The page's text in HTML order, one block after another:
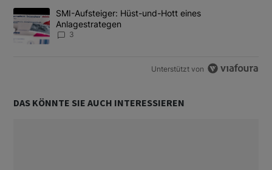
Ein Trendartikel mit dem Titel "SMI-Aufsteiger: Hüst-und-Hott
SMI-Aufsteiger: Hüst-und-Hott eines
Anlagestrategen
3
Unterstützt von
DAS KÖNNTE SIE AUCH INTERESSIEREN